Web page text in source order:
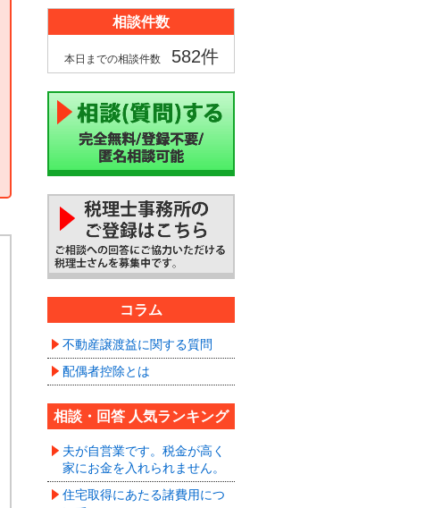
相談件数
本日までの相談件数 582件
コラム
不動産譲渡益に関する質問
配偶者控除とは
相談・回答 人気ランキング
夫が自営業です。税金が高く
家にお金を入れられません。
住宅取得にあたる諸費用につ